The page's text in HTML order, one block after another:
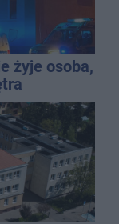
żyje osoba,